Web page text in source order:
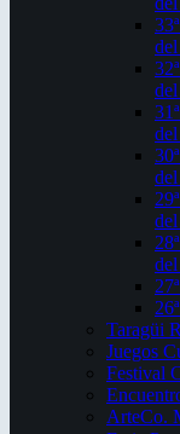
Taragüi
Juegos
Festival
ArteCo.